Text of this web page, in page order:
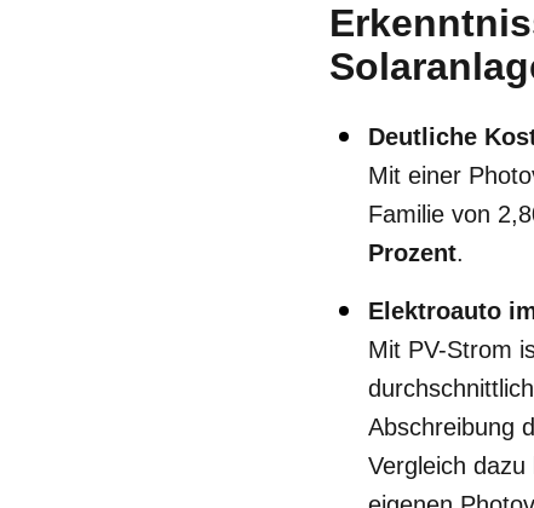
Deutliche
Mit einer
Familie von
Prozent.
Elektroauto
Mit PV-Strom
Abschreibung
Vergleich